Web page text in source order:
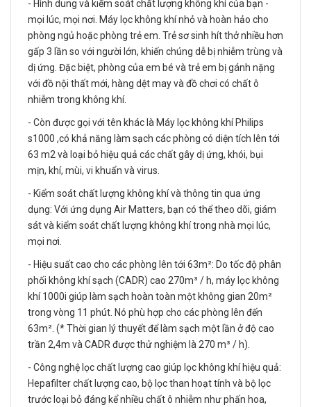
- Hình dung và kiểm soát chất lượng không khí của bạn -
mọi lúc, mọi nơi. Máy lọc không khí nhỏ và hoàn hảo cho
phòng ngủ hoặc phòng trẻ em. Trẻ sơ sinh hít thở nhiều hơn
gấp 3 lần so với người lớn, khiến chúng dễ bị nhiễm trùng và
dị ứng. Đặc biệt, phòng của em bé và trẻ em bị gánh nặng
với đồ nội thất mới, hàng dệt may và đồ chơi có chất ô
nhiễm trong không khí.
- Còn được gọi với tên khác là Máy lọc không khí Philips
s1000 ,có khả năng làm sạch các phòng có diện tích lên tới
63 m2 và loại bỏ hiệu quả các chất gây dị ứng, khói, bụi
mịn, khí, mùi, vi khuẩn và virus.
- Kiểm soát chất lượng không khí và thông tin qua ứng
dụng: Với ứng dụng Air Matters, bạn có thể theo dõi, giám
sát và kiểm soát chất lượng không khí trong nhà mọi lúc,
mọi nơi.
- Hiệu suất cao cho các phòng lên tới 63m²: Do tốc độ phân
phối không khí sạch (CADR) cao 270m³ / h, máy lọc không
khí 1000i giúp làm sạch hoàn toàn một không gian 20m²
trong vòng 11 phút. Nó phù hợp cho các phòng lên đến
63m². (* Thời gian lý thuyết để làm sạch một lần ở độ cao
trần 2,4m và CADR được thử nghiệm là 270 m³ / h).
- Công nghệ lọc chất lượng cao giúp lọc không khí hiệu quả:
Hepafilter chất lượng cao, bộ lọc than hoạt tính và bộ lọc
trước loại bỏ đáng kể nhiều chất ô nhiễm như phấn hoa,